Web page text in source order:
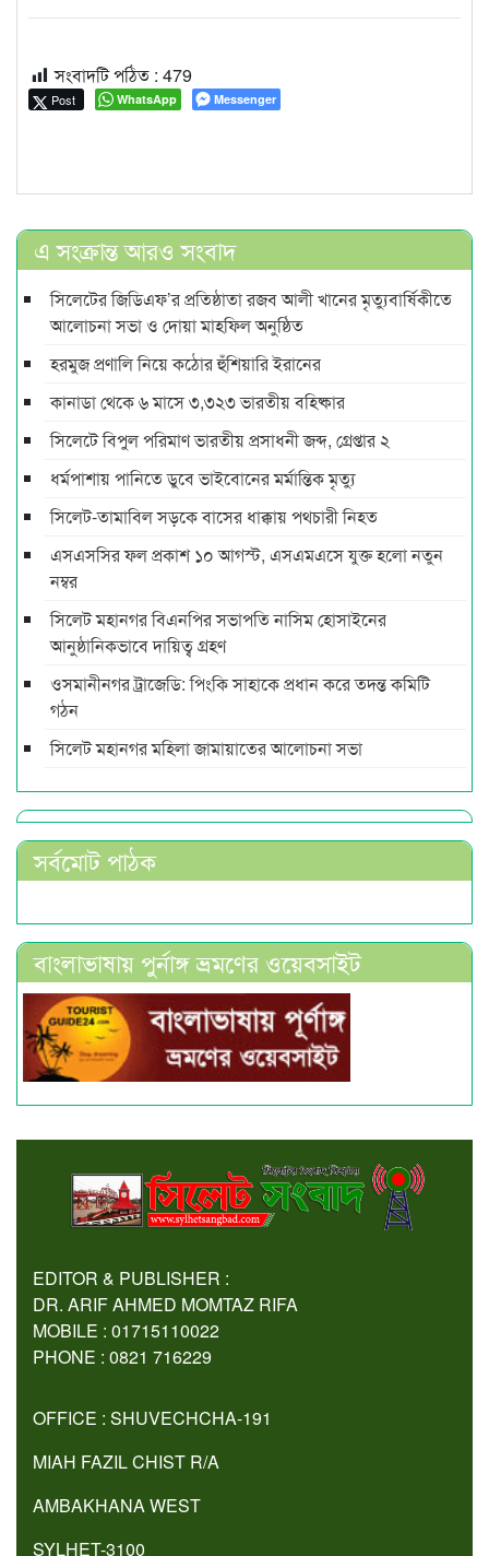
সংবাদটি পঠিত : 479
Post WhatsApp Messenger
এ সংক্রান্ত আরও সংবাদ
সিলেটের জিডিএফ’র প্রতিষ্ঠাতা রজব আলী খানের মৃত্যুবার্ষিকীতে
আলোচনা সভা ও দোয়া মাহফিল অনুষ্ঠিত
হরমুজ প্রণালি নিয়ে কঠোর হুঁশিয়ারি ইরানের
কানাডা থেকে ৬ মাসে ৩,৩২৩ ভারতীয় বহিষ্কার
সিলেটে বিপুল পরিমাণ ভারতীয় প্রসাধনী জব্দ, গ্রেপ্তার ২
ধর্মপাশায় পানিতে ডুবে ভাইবোনের মর্মান্তিক মৃত্যু
সিলেট-তামাবিল সড়কে বাসের ধাক্কায় পথচারী নিহত
এসএসসির ফল প্রকাশ ১০ আগস্ট, এসএমএসে যুক্ত হলো নতুন
নম্বর
সিলেট মহানগর বিএনপির সভাপতি নাসিম হোসাইনের
আনুষ্ঠানিকভাবে দায়িত্ব গ্রহণ
ওসমানীনগর ট্রাজেডি: পিংকি সাহাকে প্রধান করে তদন্ত কমিটি
গঠন
সিলেট মহানগর মহিলা জামায়াতের আলোচনা সভা
সর্বমোট পাঠক
বাংলাভাষায় পুর্নাঙ্গ ভ্রমণের ওয়েবসাইট
EDITOR & PUBLISHER :
DR. ARIF AHMED MOMTAZ RIFA
MOBILE : 01715110022
PHONE : 0821 716229
OFFICE : SHUVECHCHA-191
MIAH FAZIL CHIST R/A
AMBAKHANA WEST
SYLHET-3100